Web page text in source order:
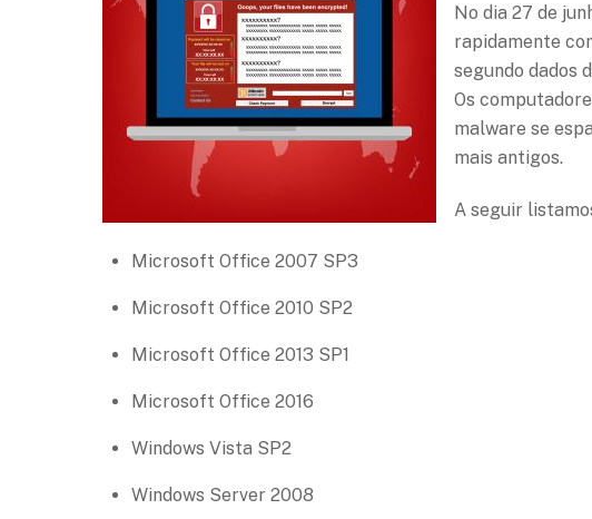
No dia 27 de
rapidamente
segundo dados
Os
malware se
mais antigos.
A seguir
Microsoft Office 2007 SP3
Microsoft Office 2010 SP2
Microsoft Office 2013 SP1
Microsoft Office 2016
Windows Vista SP2
Windows Server 2008